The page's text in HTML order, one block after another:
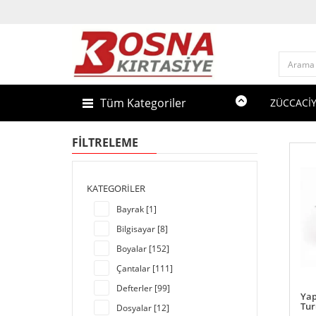
Tüm Kategoriler
FILTRELEME
KATEGORILER
Bayrak [1]
Bilgisayar [8]
Boyalar [152]
Çantalar [111]
Defterler [99]
Dosyalar [12]